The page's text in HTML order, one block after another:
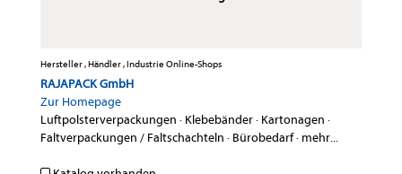
Hersteller , Händler , Industrie Online-Shops
RAJAPACK GmbH
Zur Homepage
Luftpolsterverpackungen · Klebebänder· Kartonagen ·
Faltverpackungen / Faltschachteln · Bürobedarf· mehr...